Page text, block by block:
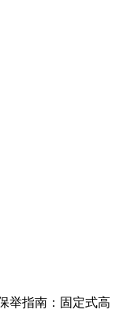
举指南：固定式高